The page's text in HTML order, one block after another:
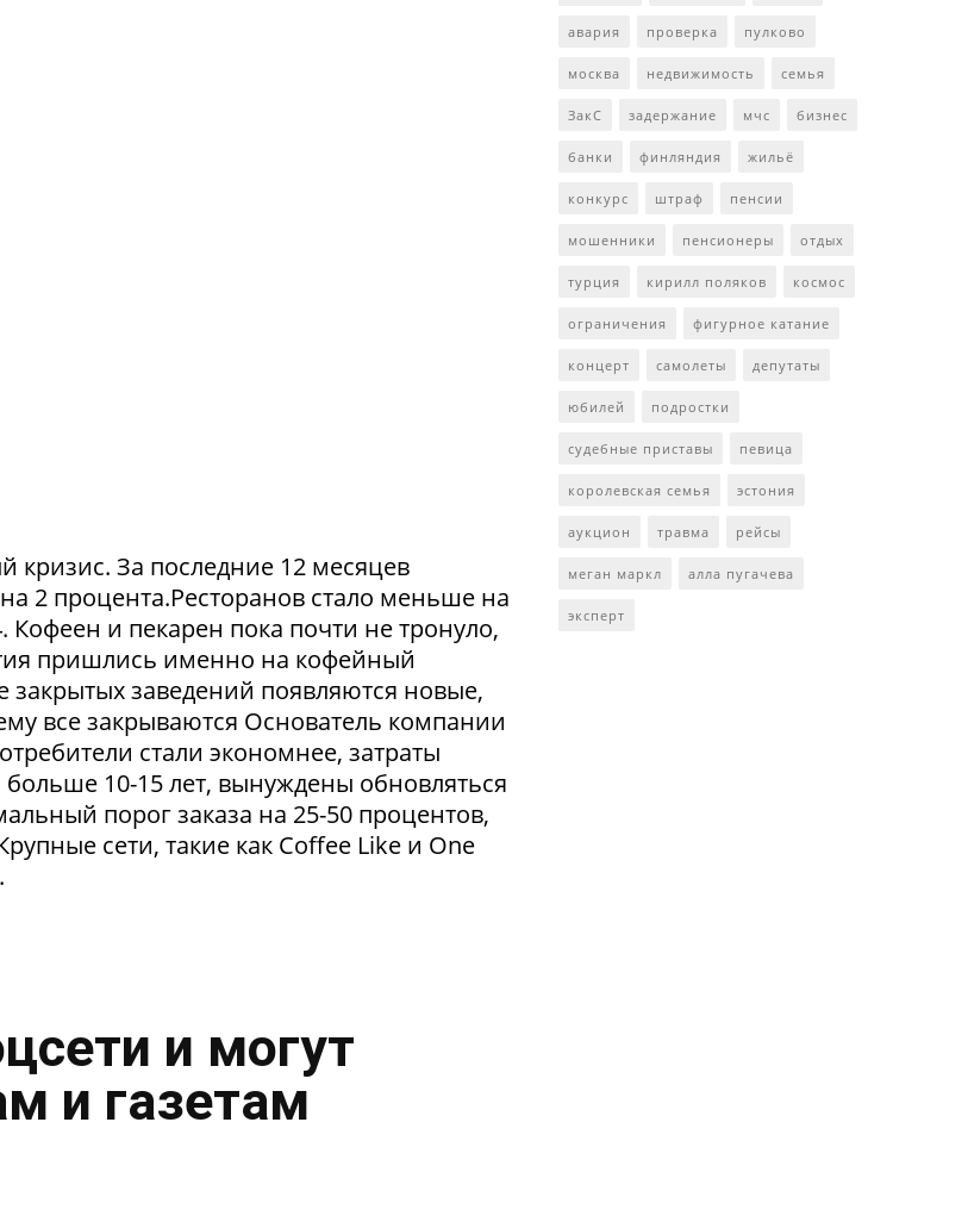
кризис. За последние 12 месяцев
2 процента.Ресторанов стало меньше на
и пекарен пока почти не тронуло,
пришлись именно на кофейный
закрытых заведений появляются новые,
все закрываются Основатель компании
стали экономнее, затраты
10-15 лет, вынуждены обновляться
порог заказа на 25-50 процентов,
сети, такие как Coffee Like и One
и могут
и газетам
авария проверка пулково
москва недвижимость семья
ЗакС задержание мчс бизнес
банки финляндия жильё
конкурс штраф пенсии
мошенники пенсионеры отдых
турция кирилл поляков космос
ограничения фигурное катание
концерт самолеты депутаты
юбилей подростки
судебные приставы певица
королевская семья эстония
аукцион травма рейсы
меган маркл алла пугачева
эксперт